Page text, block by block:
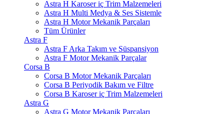
Astra H Karoser iç Trim Malzemeleri
Astra H Multi Medya & Ses Sistemle
Astra H Motor Mekanik Parçaları
Tüm Ürünler
Astra F
Astra F Arka Takım ve Süspansiyon
Astra F Motor Mekanik Parçalar
Corsa B
Corsa B Motor Mekanik Parçaları
Corsa B Periyodik Bakım ve Filtre
Corsa B Karoser iç Trim Malzemeleri
Astra G
Astra G Motor Mekanik Parçaları